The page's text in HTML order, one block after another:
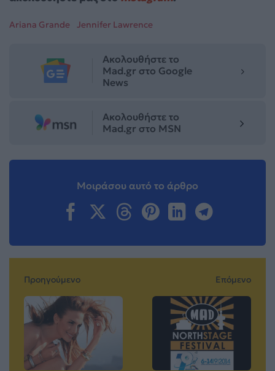
Ariana Grande Jennifer Lawrence
Ακολουθήστε το
Mad.gr στο Google
News
Ακολουθήστε το
Mad.gr στο MSN
Μοιράσου αυτό το άρθρο
Προηγούμενο Επόμενο